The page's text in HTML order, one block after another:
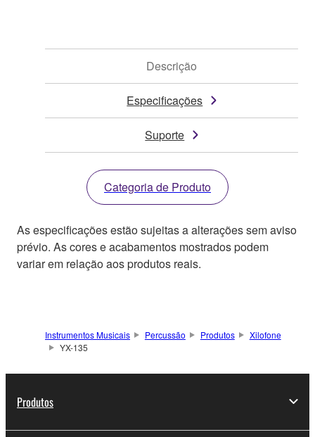
Descrição
Especificações
Suporte
Categoria de Produto
As especificações estão sujeitas a alterações sem aviso
prévio. As cores e acabamentos mostrados podem
variar em relação aos produtos reais.
Instrumentos Musicais Percussão Produtos
Xilofone
YX-135
Produtos